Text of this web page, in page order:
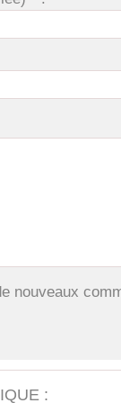
nouveaux
: